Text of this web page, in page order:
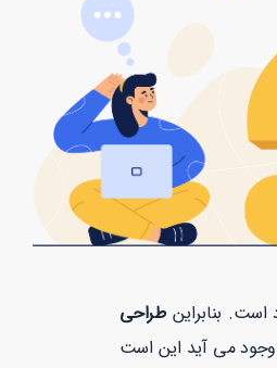
است. بنابراینطراحی
وجود می آید این است